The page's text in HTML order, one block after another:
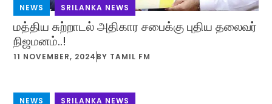
NEWS , SRILANKA NEWS
மத்திய சுற்றாடல் அதிகார சபைக்கு புதிய தலைவர்
நிஜமனம்..!
11 NOVEMBER, 2024 BY TAMIL FM
NEWS SRILANKA NEWS